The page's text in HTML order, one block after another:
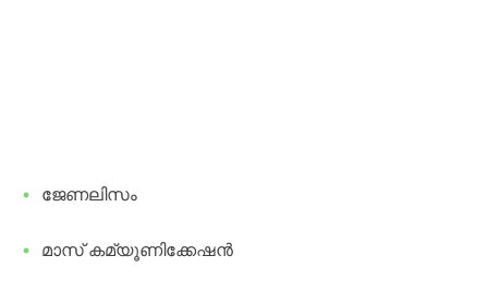
​ജേണലിസം
​മാസ് കമ്യൂണിക്കേഷൻ